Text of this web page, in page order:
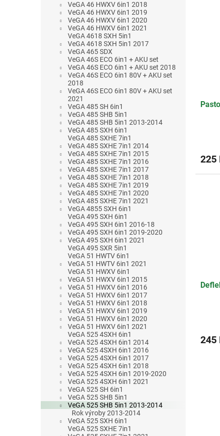
VeGA 46 HWXV 6in1 2018
VeGA 46 HWXV 6in1 2019
VeGA 46 HWXV 6in1 2020
VeGA 46 HWXV 6in1 2021
VeGA 4618 SXH 5in1
VeGA 4618 SXH 5in1 2017
VeGA 465 SDX
VeGA 46S ECO 6in1 + AKU set
VeGA 46S ECO 6in1 + AKU set 2018
VeGA 46S ECO 6in1 80V + AKU set
2018
VeGA 46S ECO 6in1 80V + AKU set
2021
VeGA 485 SH 6in1
VeGA 485 SHB 5in1
VeGA 485 SHB 5in1 2013-2014
VeGA 485 SXH 6in1
VeGA 485 SXHE 7in1
VeGA 485 SXHE 7in1 2014
VeGA 485 SXHE 7in1 2015
VeGA 485 SXHE 7in1 2016
VeGA 485 SXHE 7in1 2017
VeGA 485 SXHE 7in1 2018
VeGA 485 SXHE 7in1 2019
VeGA 485 SXHE 7in1 2020
VeGA 485 SXHE 7in1 2021
VeGA 4855 SXH 6in1
VeGA 495 SXH 6in1
VeGA 495 SXH 6in1 2016-18
VeGA 495 SXH 6in1 2019-2020
VeGA 495 SXH 6in1 2021
VeGA 495 SXR 5in1
VeGA 51 HWTV 6in1
VeGA 51 HWTV 6in1 2021
VeGA 51 HWXV 6in1
VeGA 51 HWXV 6in1 2015
VeGA 51 HWXV 6in1 2016
VeGA 51 HWXV 6in1 2017
VeGA 51 HWXV 6in1 2018
VeGA 51 HWXV 6in1 2019
VeGA 51 HWXV 6in1 2020
VeGA 51 HWXV 6in1 2021
VeGA 525 4SXH 6in1
VeGA 525 4SXH 6in1 2014
VeGA 525 4SXH 6in1 2016
VeGA 525 4SXH 6in1 2017
VeGA 525 4SXH 6in1 2018
VeGA 525 4SXH 6in1 2019-2020
VeGA 525 4SXH 6in1 2021
VeGA 525 SH 6in1
VeGA 525 SHB 5in1
VeGA 525 SHB 5in1 2013-2014
Rok výroby 2013-2014
VeGA 525 SXH 6in1
VeGA 525 SXHE 7in1
225
245